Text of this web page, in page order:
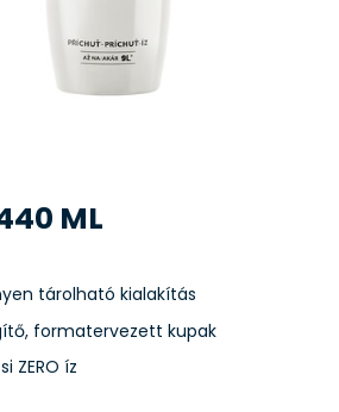
ML
tárolható kialakítás
formatervezett kupak
ZERO íz